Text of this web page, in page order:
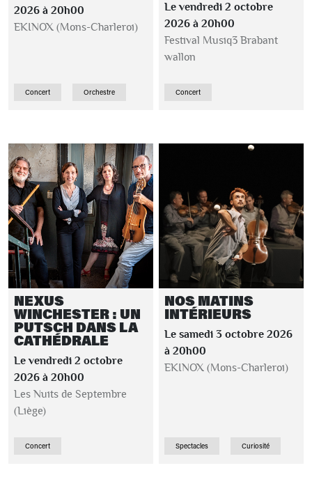
2026 à 20h00
EKINOX (Mons-Charleroi)
Concert Orchestre
Le vendredi 2 octobre
2026 à 20h00
Festival Musiq3 Brabant
wallon
Concert
NEXUS
WINCHESTER : UN
PUTSCH DANS LA
CATHÉDRALE
Le vendredi 2 octobre
2026 à 20h00
Les Nuits de Septembre
(Liège)
Concert
NOS MATINS
INTÉRIEURS
Le samedi 3 octobre 2026
à 20h00
EKINOX (Mons-Charleroi)
Spectacles Curiosité